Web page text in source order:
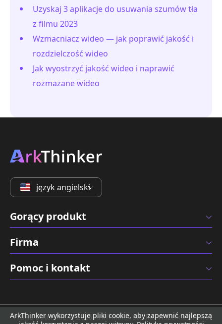
Uzyskaj 3 aplikacje do usuwania szumów tła
z filmu 2023
Wzmacniacz wideo — jak poprawić jakość i
rozdzielczość wideo
Jak wyostrzyć jakość wideo i naprawić
rozmazane wideo
język angielski
Gorący produkt
Firma
Pomoc i kontakt
Prawa autorskie © 2026 ArkThinker Studio. Wszelkie prawa
ArkThinker wykorzystuje pliki cookie, aby zapewnić najlepszą